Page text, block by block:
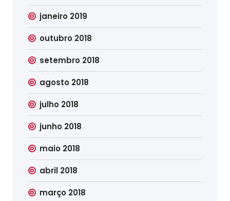
janeiro 2019
outubro 2018
setembro 2018
agosto 2018
julho 2018
junho 2018
maio 2018
abril 2018
março 2018